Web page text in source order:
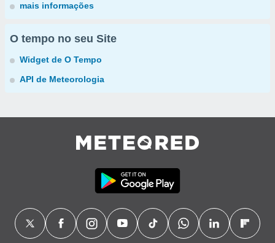
mais informações
O tempo no seu Site
Widget de O Tempo
API de Meteorologia